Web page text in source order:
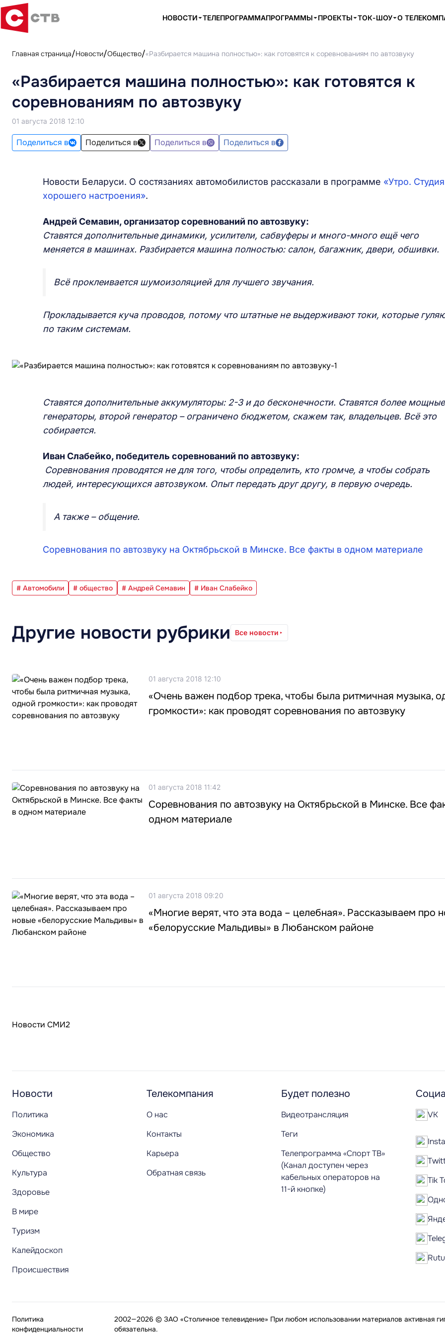
НОВОСТИ ТЕЛЕПРОГРАММАПРОГРАММЫ ПРОЕКТЫ ТОК-ШОУ О
Главная страница Новости Общество «Разбирается машина полностью»: как готовятся к соревнованиям по автозвуку
«Разбирается машина полностью»: как готовятся к
соревнованиям по автозвуку
01 августа 2018 12:10
Поделиться в Поделиться в Поделиться в Поделиться в
Новости Беларуси. О состязаниях автомобилистов рассказали в программе «Утро. Студия
хорошего настроения».
Андрей Семавин, организатор соревнований по автозвуку:
Ставятся дополнительные динамики, усилители, сабвуферы и много-много ещё чего
меняется в машинах. Разбирается машина полностью: салон, багажник, двери, обшивки.
Всё проклеивается шумоизоляцией для лучшего звучания.
Прокладывается куча проводов, потому что штатные не выдерживают токи, которые
по таким системам.
Ставятся дополнительные аккумуляторы: 2-3 и до бесконечности. Ставятся более мощные
генераторы, второй генератор – ограничено бюджетом, скажем так, владельцев. Всё это
собирается.
Иван Слабейко, победитель соревнований по автозвуку:
Соревнования проводятся не для того, чтобы определить, кто громче, а чтобы собрать
людей, интересующихся автозвуком. Опыт передать друг другу, в первую очередь.
А также – общение.
Соревнования по автозвуку на Октябрьской в Минске. Все факты в одном материале
# Автомобили # общество # Андрей Семавин # Иван Слабейко
Другие новости рубрики Все новости
01 августа 2018 12:10
«Очень важен подбор трека, чтобы была ритмичная музыка,
громкости»: как проводят соревнования по автозвуку
01 августа 2018 11:42
Соревнования по автозвуку на Октябрьской в Минске. Все
одном материале
01 августа 2018 09:20
«Многие верят, что эта вода – целебная». Рассказываем про
«белорусские Мальдивы» в Любанском районе
Новости СМИ2
Новости
Политика
Экономика
Общество
Культура
Здоровье
В мире
Туризм
Калейдоскоп
Происшествия
Телекомпания
О нас
Контакты
Карьера
Обратная связь
Будет полезно
Видеотрансляция
Теги
Телепрограмма «Спорт ТВ»
(Канал доступен через
кабельных операторов на
11-й кнопке)
VK
Tik
2002—2026 © ЗАО «Столичное телевидение» При любом использовании материалов активная
обязательна.
Политика
конфиденциальности